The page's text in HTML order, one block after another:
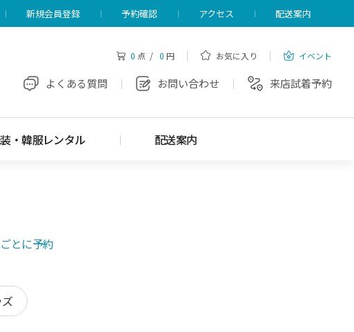
新規会員登録 予約確認 アクセス 配送案内
0 点 / 0 円 お気に入り イベント
よくある質問 お問い合わせ 来店試着予約
・韓服レンタル 配送案内
とに予約